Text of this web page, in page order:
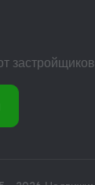
застройщиков